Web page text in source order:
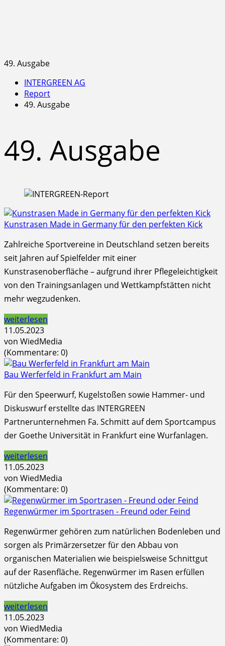
49. Ausgabe
INTERGREEN AG
Report
49. Ausgabe
49. Ausgabe
Kunstrasen Made in Germany für den perfekten Kick
Zahlreiche Sportvereine in Deutschland setzen bereits
seit Jahren auf Spielfelder mit einer
Kunstrasenoberfläche – aufgrund ihrer Pflegeleichtigkeit
von den Trainingsanlagen und Wettkampfstätten nicht
mehr wegzudenken.
weiterlesen
11.05.2023
von WiedMedia
(Kommentare: 0)
Bau Werferfeld in Frankfurt am Main
Für den Speerwurf, Kugelstoßen sowie Hammer- und
Diskuswurf erstellte das INTERGREEN
Partnerunternehmen Fa. Schmitt auf dem Sportcampus
der Goethe Universität in Frankfurt eine Wurfanlagen.
weiterlesen
11.05.2023
von WiedMedia
(Kommentare: 0)
Regenwürmer im Sportrasen - Freund oder Feind
Regenwürmer gehören zum natürlichen Bodenleben und
sorgen als Primärzersetzer für den Abbau von
organischen Materialien wie beispielsweise Schnittgut
auf der Rasenfläche. Regenwürmer im Rasen erfüllen
nützliche Aufgaben im Ökosystem des Erdreichs.
weiterlesen
11.05.2023
von WiedMedia
(Kommentare: 0)